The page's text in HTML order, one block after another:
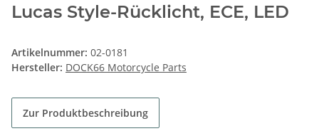
Lucas Style-Rücklicht, ECE, LED
Artikelnummer: 02-0181
Hersteller: DOCK66 Motorcycle Parts
Zur Produktbeschreibung